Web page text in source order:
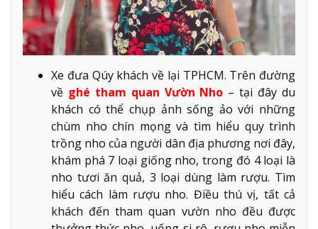
Xe đưa Qúy khách về lại TPHCM. Trên đường
về ghé tham quan Vườn Nho – tại đây du
khách có thể chụp ảnh sống ảo với những
chùm nho chín mọng và tìm hiểu quy trình
trồng nho của người dân địa phương nơi đây,
khám phá 7 loại giống nho, trong đó 4 loại là
nho tươi ăn quả, 3 loại dùng làm rượu. Tìm
hiểu cách làm rượu nho. Điều thú vị, tất cả
khách đến tham quan vườn nho đều được